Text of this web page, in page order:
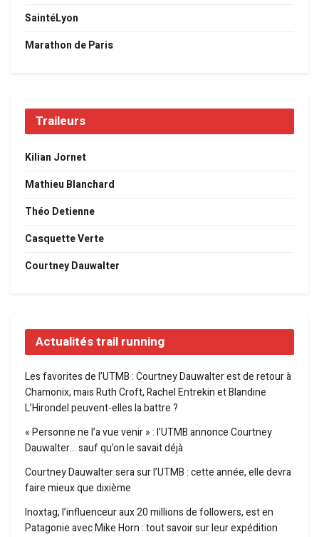
SaintéLyon
Marathon de Paris
Traileurs
Kilian Jornet
Mathieu Blanchard
Théo Detienne
Casquette Verte
Courtney Dauwalter
Actualités trail running
Les favorites de l’UTMB : Courtney Dauwalter est de retour à
Chamonix, mais Ruth Croft, Rachel Entrekin et Blandine
L’Hirondel peuvent-elles la battre ?
« Personne ne l’a vue venir » : l’UTMB annonce Courtney
Dauwalter… sauf qu’on le savait déjà
Courtney Dauwalter sera sur l’UTMB : cette année, elle devra
faire mieux que dixième
Inoxtag, l’influenceur aux 20 millions de followers, est en
Patagonie avec Mike Horn : tout savoir sur leur expédition